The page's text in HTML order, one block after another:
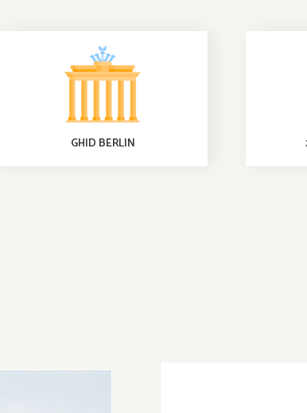
GHID BERLIN